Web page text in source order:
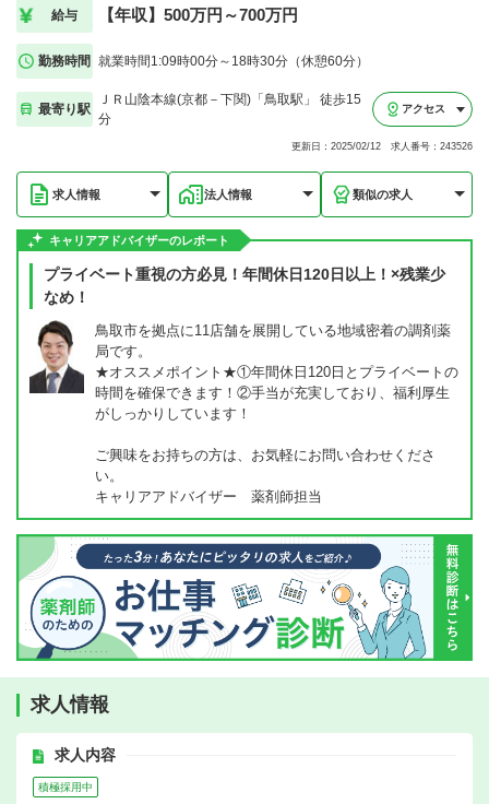
給与 【年収】500万円～700万円
勤務時間 就業時間1:09時00分～18時30分（休憩60分）
最寄り駅
ＪＲ山陰本線(京都－下関)「鳥取駅」 徒歩15
分
アクセス
更新日：2025/02/12 求人番号：243526
求人情報 法人情報 類似の求人
キャリアアドバイザーのレポート
プライベート重視の方必見！年間休日120日以上！×残業少
なめ！
鳥取市を拠点に11店舗を展開している地域密着の調剤薬
局です。
★オススメポイント★①年間休日120日とプライベートの
時間を確保できます！②手当が充実しており、福利厚生
がしっかりしています！
ご興味をお持ちの方は、お気軽にお問い合わせくださ
い。
キャリアアドバイザー 薬剤師担当
求人情報
求人内容
積極採用中